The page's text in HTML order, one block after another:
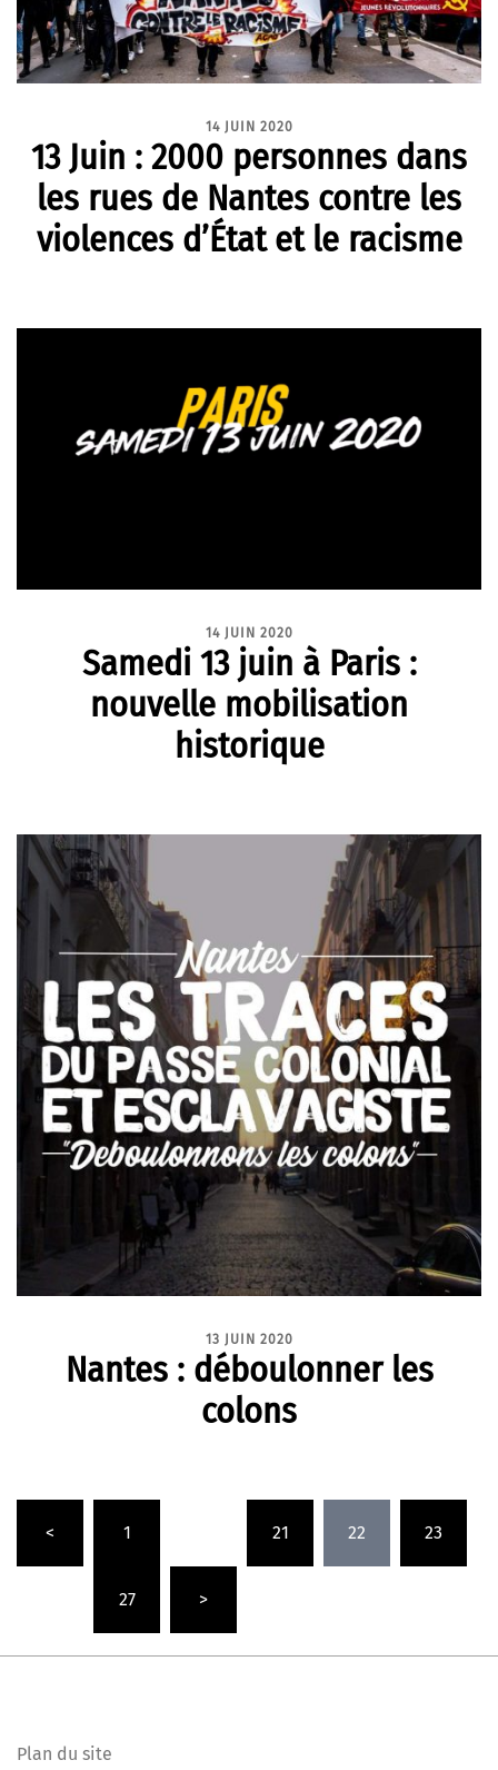
14 JUIN 2020
13 Juin : 2000 personnes dans
les rues de Nantes contre les
violences d’État et le racisme
14 JUIN 2020
Samedi 13 juin à Paris :
nouvelle mobilisation
historique
13 JUIN 2020
Nantes : déboulonner les
colons
des
publications
< 1 21 22 23
27 >
Plan du site